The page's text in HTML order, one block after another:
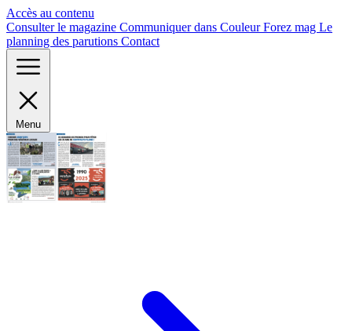
Accès au contenu
Consulter le magazine Communiquer dans Couleur Forez mag Le
planning des parutions Contact
Menu
Panneau de gestion des cookies